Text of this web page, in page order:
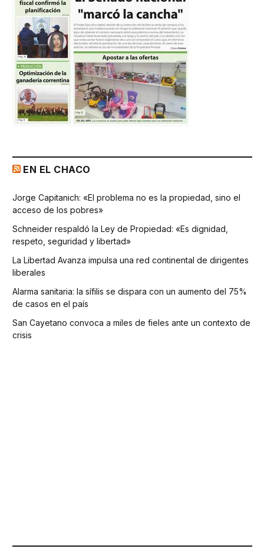
EN EL CHACO
Jorge Capitanich: «El problema no es la propiedad, sino el
acceso de los pobres»
Schneider respaldó la Ley de Propiedad: «Es dignidad,
respeto, seguridad y libertad»
La Libertad Avanza impulsa una red continental de dirigentes
liberales
Alarma sanitaria: la sífilis se dispara con un aumento del 75%
de casos en el país
San Cayetano convoca a miles de fieles ante un contexto de
crisis